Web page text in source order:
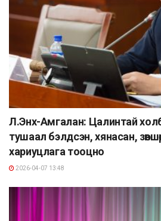
Л.Энх-Амгалан: Цалинтай
тушаал бэлдсэн, хянасан,
хариуцлага тооцно
2026-04-07 13:48